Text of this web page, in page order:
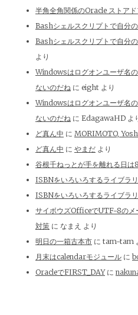
半角全角関係のOracle ストア
Bashシェルスクリプトで自分
Bashシェルスクリプトで自分
より
Windowsはログオンユーザ名
ないのだね に eight より
Windowsはログオンユーザ名
ないのだね に EdagawaHD よ
ど真ん中 に MORIMOTO,
ど真ん中 に やまだ より
谷根千ねっとが手を離れる日は
ISBNをいろいろするライブラリ
ISBNをいろいろするライブラリ
サイボウズOfficeでUTF-8のメ
対策 に なまえ より
明日の一箱古本市 に tam-tam
月末はcalendarモジュール に
OracleでFIRST_DAYに